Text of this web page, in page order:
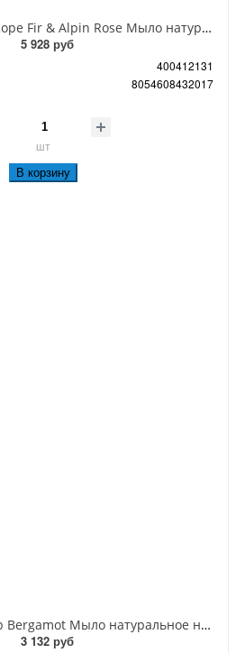
Florinda Soap On A Rope Fir & Alpin Rose Мыло натуральное на веревке Пихта и альпийская роза 200 гр
5 928 руб
400412131
8054608432017
шт
В корзину
Florinda Vegetal Soap Bergamot Мыло натуральное на основе растительных масел Бергамот 300 гр
3 132 руб